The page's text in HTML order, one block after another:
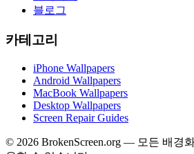
블로그
카테고리
iPhone Wallpapers
Android Wallpapers
MacBook Wallpapers
Desktop Wallpapers
Screen Repair Guides
© 2026 BrokenScreen.org — 모든 배경